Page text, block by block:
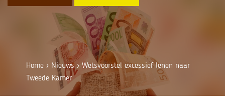
Home › Nieuws›Wetsvoorstel excessief lenen naar
Tweede Kamer